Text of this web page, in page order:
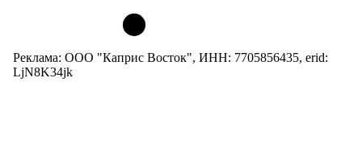
Реклама: ООО "Каприс Восток", ИНН: 7705856435, erid:
LjN8K34jk